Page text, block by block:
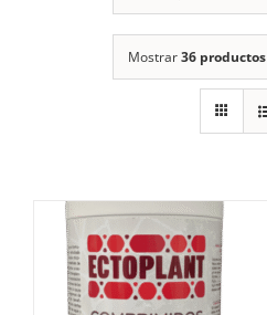
Mostrar36 productos